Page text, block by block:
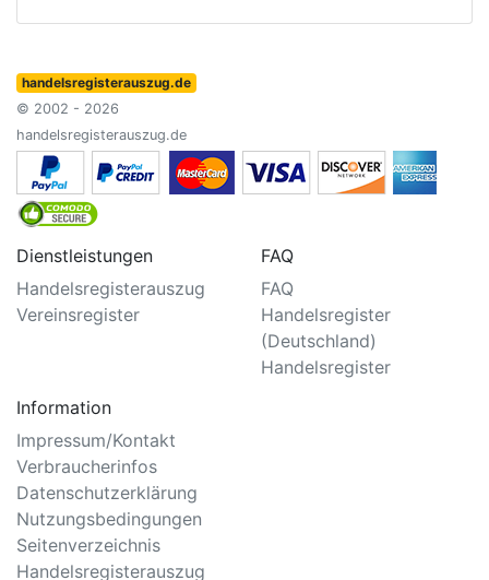
handelsregisterauszug.de
© 2002 - 2026
handelsregisterauszug.de
Dienstleistungen
Handelsregisterauszug
Vereinsregister
FAQ
FAQ
Handelsregister
(Deutschland)
Handelsregister
Information
Impressum/Kontakt
Verbraucherinfos
Datenschutzerklärung
Nutzungsbedingungen
Seitenverzeichnis
Handelsregisterauszug